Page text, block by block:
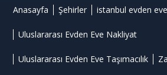
Anasayfa Şehirler istanbul evden
Uluslararası Evden Eve Nakliyat
Uluslararası Evden Eve Taşımacılık